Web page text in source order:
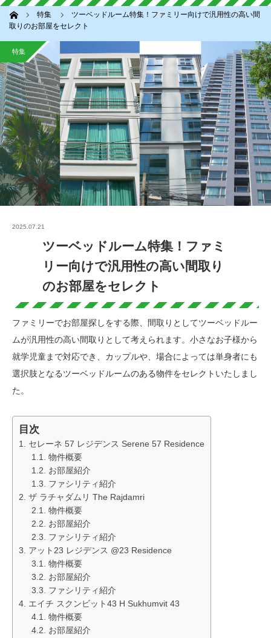
ホーム 特集
ツーベッドルーム特集！ファミリー向けで汎用性の高い間
取りのお部屋をセレクト
特集
2025.07.21
ツーベッドルーム特集！ファミ
リー向けで汎用性の高い間取り
のお部屋をセレクト
ファミリーでお部屋探しをする際、間取りとしてツーベッドルー
ムが汎用性の高い間取りとして考えられます。小さなお子様から
就学児童まで対応でき、カップルや、場合によっては単身者にも
選択肢となるツーベッドルームのある物件をセレクトいたしまし
た。
目次
セレーネ 57 レジデンス Serene 57 Residence
物件概要
お部屋紹介
ファシリティ紹介
ザ ラチャダムリ The Rajdamri
物件概要
お部屋紹介
ファシリティ紹介
アット23 レジデンス @23 Residence
物件概要
お部屋紹介
ファシリティ紹介
エイチ スクンビット43 H Sukhumvit 43
物件概要
お部屋紹介